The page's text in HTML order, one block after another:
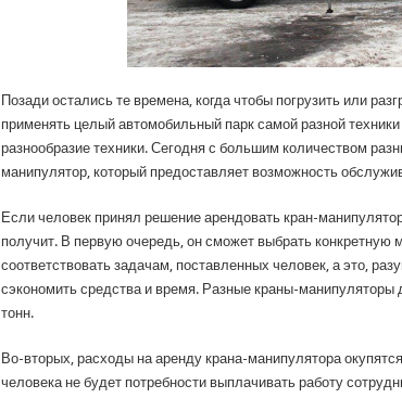
Позади остались те времена, когда чтобы погрузить или
применять целый автомобильный парк самой разной
разнообразие техники. Сегодня с большим количеством
манипулятор, который предоставляет возможность
Если человек принял решение арендовать кран-
получит. В первую очередь, он сможет выбрать конкретную
соответствовать задачам, поставленных человек, а это,
сэкономить средства и время. Разные краны-манипуляторы
тонн.
Во-вторых, расходы на аренду крана-манипулятора окупятся
человека не будет потребности выплачивать работу